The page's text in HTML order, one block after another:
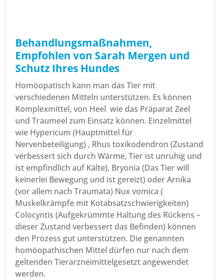
Behandlungsmaßnahmen,
Empfohlen von Sarah Mergen und
Schutz Ihres Hundes
Homöopatisch kann man das Tier mit
verschiedenen Mitteln unterstützen. Es können
Komplexmittel, von Heel wie das Präparat Zeel
und Traumeel zum Einsatz können. Einzelmittel
wie Hypericum (Hauptmittel für
Nervenbeteiligung) , Rhus toxikodendron (Zustand
verbessert sich durch Wärme, Tier ist unruhig und
ist empfindlich auf Kälte), Bryonia (Das Tier will
keinerlei Bewegung und ist gereizt) oder Arnika
(vor allem nach Traumata) Nux vomica (
Muskelkrämpfe mit Kotabsatzschwierigkeiten)
Colocyntis (Aufgekrümmte Haltung des Rückens –
dieser Zustand verbessert das Befinden) können
den Prozess gut unterstützen. Die genannten
homöopathischen Mittel dürfen nur nach dem
geltenden Tierarzneimittelgesetzt angewendet
werden.